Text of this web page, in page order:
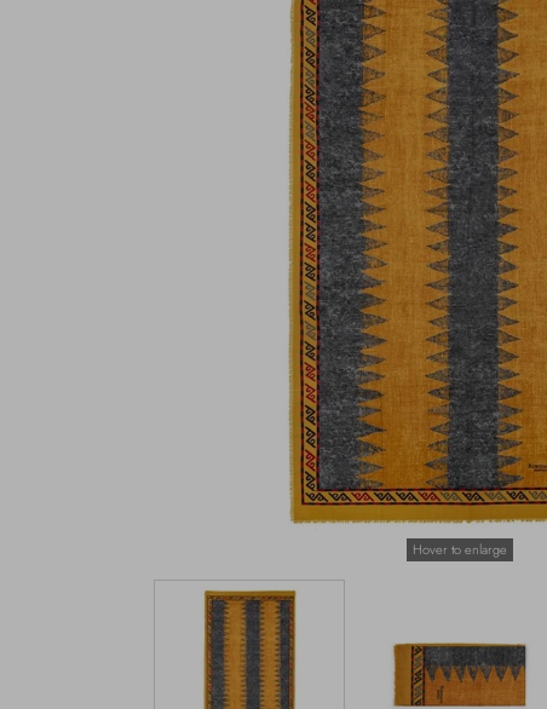
Hover to enlarge